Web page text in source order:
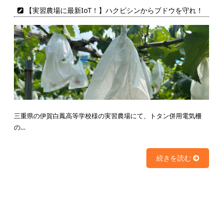
【実習農場に最新IoT！】ハクビシンからブドウを守れ！
三重県の伊賀白鳳高等学校様の実習農場にて、トタン併用電気柵
の…
続きを読む